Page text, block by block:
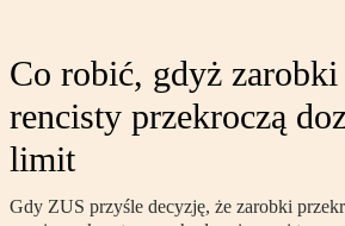
Co robić, gdyż
rencisty przekroczą
limit
Gdy ZUS przyśle decyzję, że zarobki